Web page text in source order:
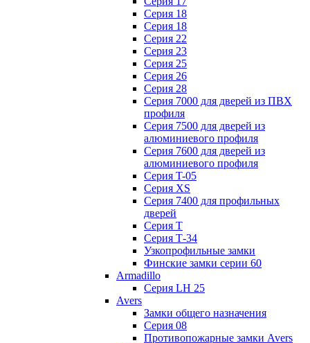
Серия 18
Серия 18
Серия 22
Серия 23
Серия 25
Серия 26
Серия 28
Серия 7000 для дверей из ПВХ
профиля
Серия 7500 для дверей из
алюминиевого профиля
Серия 7600 для дверей из
алюминиевого профиля
Серия T-05
Серия XS
Серия 7400 для профильных
дверей
Серия Т
Серия Т-34
Узкопрофильные замки
Финские замки серии 60
Armadillo
Серия LH 25
Avers
Замки общего назначения
Серия 08
Противопожарные замки Avers